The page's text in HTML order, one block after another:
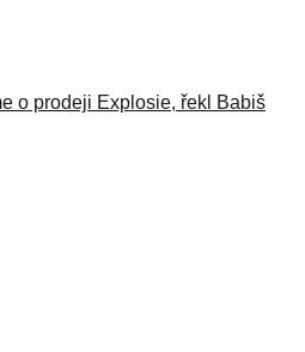
o prodeji Explosie, řekl Babiš